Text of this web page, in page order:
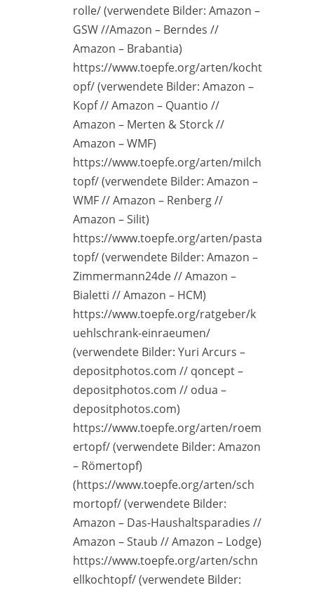
rolle/ (verwendete Bilder: Amazon –
GSW //Amazon – Berndes //
Amazon – Brabantia)
https://www.toepfe.org/arten/kocht
opf/ (verwendete Bilder: Amazon –
Kopf // Amazon – Quantio //
Amazon – Merten & Storck //
Amazon – WMF)
https://www.toepfe.org/arten/milch
topf/ (verwendete Bilder: Amazon –
WMF // Amazon – Renberg //
Amazon – Silit)
https://www.toepfe.org/arten/pasta
topf/ (verwendete Bilder: Amazon –
Zimmermann24de // Amazon –
Bialetti // Amazon – HCM)
https://www.toepfe.org/ratgeber/k
uehlschrank-einraeumen/
(verwendete Bilder: Yuri Arcurs –
depositphotos.com // qoncept –
depositphotos.com // odua –
depositphotos.com)
https://www.toepfe.org/arten/roem
ertopf/ (verwendete Bilder: Amazon
– Römertopf)
(https://www.toepfe.org/arten/sch
mortopf/ (verwendete Bilder:
Amazon – Das-Haushaltsparadies //
Amazon – Staub // Amazon – Lodge)
https://www.toepfe.org/arten/schn
ellkochtopf/ (verwendete Bilder: